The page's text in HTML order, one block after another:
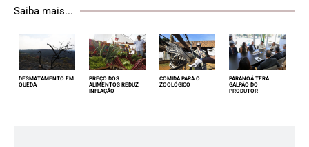
Saiba mais...
DESMATAMENTO EM
QUEDA
PREÇO DOS
ALIMENTOS REDUZ
INFLAÇÃO
COMIDA PARA O
ZOOLÓGICO
PARANOÁ TERÁ
GALPÃO DO
PRODUTOR